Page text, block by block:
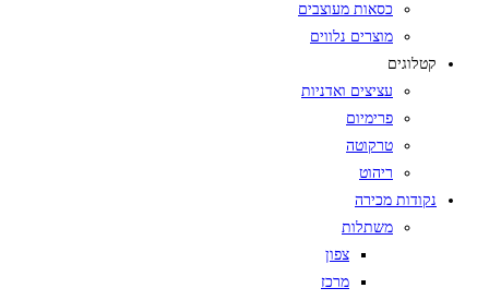
כסאות מעוצבים
מוצרים נלווים
קטלוגים
עציצים ואדניות
פרימיום
טרקוטה
ריהוט
נקודות מכירה
משתלות
צפון
מרכז